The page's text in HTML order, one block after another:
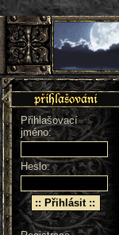
Přihlašovací
jméno:
Heslo: